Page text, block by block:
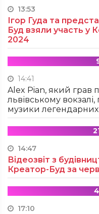
13:53
Ігор Гуда та
Буд взяли участь у
2024
14:41
Alex Pian, який грав
львівському
музики легендарних
14:47
Відеозвіт з
Креатор-Буд за
17:10